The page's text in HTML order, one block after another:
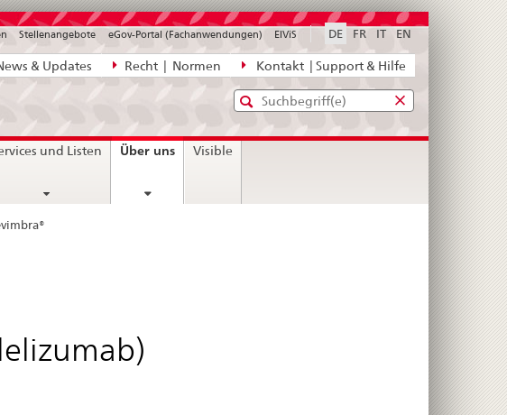
& Updates Recht | Normen Kontakt | Support & Hilfe
DE FR IT EN
Stellenangebote eGov-Portal (Fachanwendungen) ElViS
Standard-
Suche
Eingabefenster
diefür
und Listen Über unscurrent
Visible